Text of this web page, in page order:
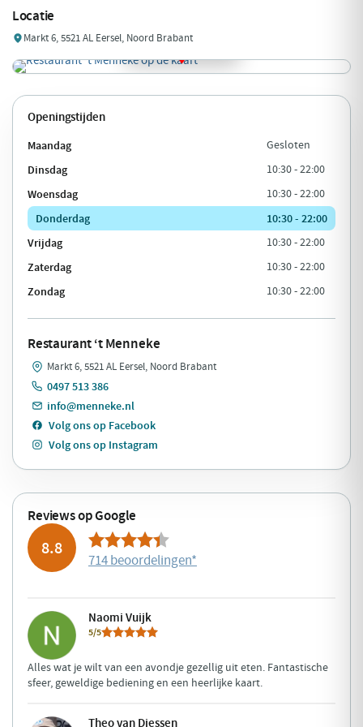
Locatie
Markt 6, 5521 AL Eersel, Noord Brabant
Openingstijden
Maandag Gesloten
Dinsdag 10:30 - 22:00
Woensdag 10:30 - 22:00
Donderdag
10:30 - 22:00
Vrijdag
10:30 - 22:00
Zaterdag 10:30 - 22:00
Zondag 10:30 - 22:00
Restaurant ‘t Menneke
Markt 6, 5521 AL Eersel, Noord Brabant
0497 513 386
info@menneke.nl
Volg ons op Facebook
Volg ons op Instagram
Reviews op Google
8.8
714 beoordelingen*
Naomi Vuijk
5/5
Alles wat je wilt van een avondje gezellig uit eten. Fantastische
sfeer, geweldige bediening en een heerlijke kaart.
Theo van Diessen